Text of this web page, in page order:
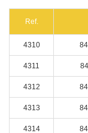
Ref.
4310
4311
4312
4313
4314